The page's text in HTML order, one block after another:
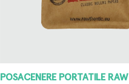
POSACENERE IN METALLO RAW